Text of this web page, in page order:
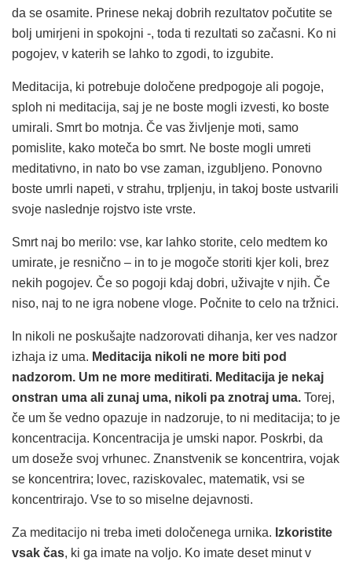
da se osamite. Prinese nekaj dobrih rezultatov počutite se
bolj umirjeni in spokojni -, toda ti rezultati so začasni. Ko ni
pogojev, v katerih se lahko to zgodi, to izgubite.
Meditacija, ki potrebuje določene predpogoje ali pogoje,
sploh ni meditacija, saj je ne boste mogli izvesti, ko boste
umirali. Smrt bo motnja. Če vas življenje moti, samo
pomislite, kako moteča bo smrt. Ne boste mogli umreti
meditativno, in nato bo vse zaman, izgubljeno. Ponovno
boste umrli napeti, v strahu, trpljenju, in takoj boste ustvarili
svoje naslednje rojstvo iste vrste.
Smrt naj bo merilo: vse, kar lahko storite, celo medtem ko
umirate, je resnično – in to je mogoče storiti kjer koli, brez
nekih pogojev. Če so pogoji kdaj dobri, uživajte v njih. Če
niso, naj to ne igra nobene vloge. Počnite to celo na tržnici.
In nikoli ne poskušajte nadzorovati dihanja, ker ves nadzor
izhaja iz uma. Meditacija nikoli ne more biti pod
nadzorom. Um ne more meditirati. Meditacija je nekaj
onstran uma ali zunaj uma, nikoli pa znotraj uma. Torej,
če um še vedno opazuje in nadzoruje, to ni meditacija; to je
koncentracija. Koncentracija je umski napor. Poskrbi, da
um doseže svoj vrhunec. Znanstvenik se koncentrira, vojak
se koncentrira; lovec, raziskovalec, matematik, vsi se
koncentrirajo. Vse to so miselne dejavnosti.
Za meditacijo ni treba imeti določenega urnika. Izkoristite
vsak čas, ki ga imate na voljo. Ko imate deset minut v